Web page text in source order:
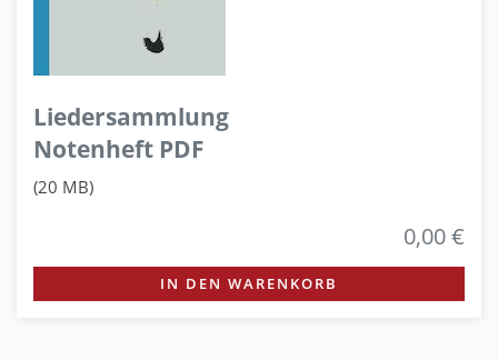
Liedersammlung
Notenheft PDF
(20 MB)
0,00 €
IN DEN WARENKORB